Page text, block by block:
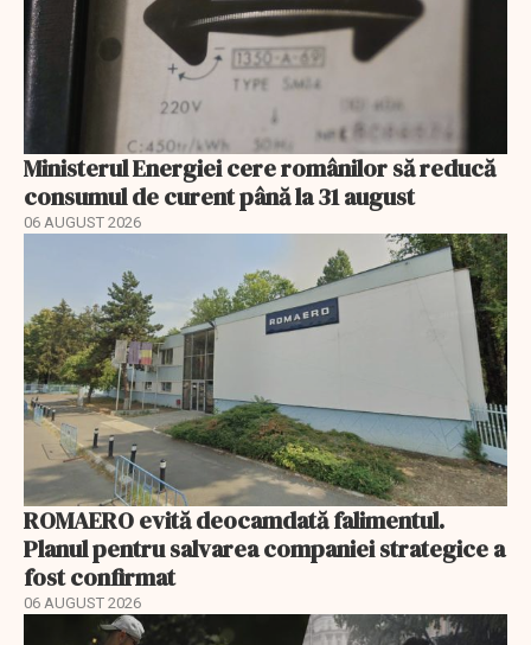
Ministerul Energiei cere românilor să reducă
consumul de curent până la 31 august
06 AUGUST 2026
ROMAERO evită deocamdată falimentul.
Planul pentru salvarea companiei strategice a
fost confirmat
06 AUGUST 2026